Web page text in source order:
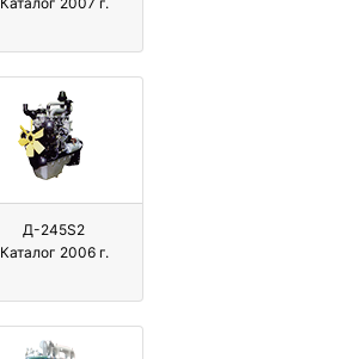
Д-245S2
Каталог 2006 г.